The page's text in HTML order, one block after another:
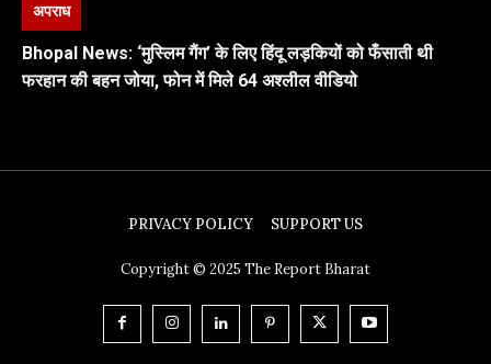
अपराध
Bhopal News: ‘मुस्लिम गैंग’ के लिए हिंदू लड़कियों को फँसाती थी
फरहान की बहन जोया, फोन में मिले 64 अश्लील वीडियो
PRIVACY POLICY SUPPORT US
Copyright © 2025 The Report Bharat